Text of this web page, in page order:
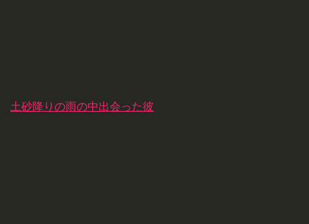
土砂降りの雨の中出会った彼